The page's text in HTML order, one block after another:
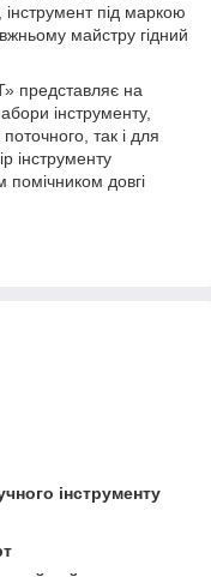
інструмент під маркою
майстру гідний
представляє на
інструменту,
так і для
інструменту
довгі
інструменту